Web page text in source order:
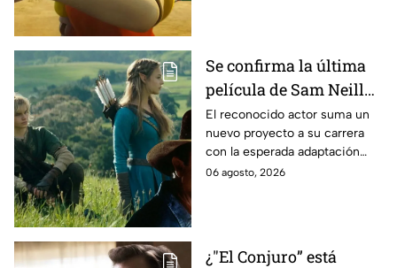
Se confirma la última
película de Sam Neill
antes de morir: esto es
lo que se sabe hasta
ahora
El reconocido actor suma un
nuevo proyecto a su carrera
con la esperada adaptación
cinematográfica del popular
06 agosto, 2026
¿"El Conjuro” está